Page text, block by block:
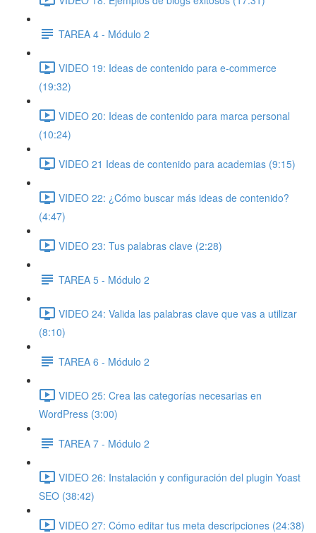
TAREA 4 - Módulo 2
VIDEO 19: Ideas de contenido para e-commerce
(19:32)
VIDEO 20: Ideas de contenido para marca personal
(10:24)
VIDEO 21 Ideas de contenido para academias (9:15)
VIDEO 22: ¿Cómo buscar más ideas de contenido?
(4:47)
VIDEO 23: Tus palabras clave (2:28)
TAREA 5 - Módulo 2
VIDEO 24: Valida las palabras clave que vas a utilizar
(8:10)
TAREA 6 - Módulo 2
VIDEO 25: Crea las categorías necesarias en
WordPress (3:00)
TAREA 7 - Módulo 2
VIDEO 26: Instalación y configuración del plugin Yoast
SEO (38:42)
VIDEO 27: Cómo editar tus meta descripciones (24:38)